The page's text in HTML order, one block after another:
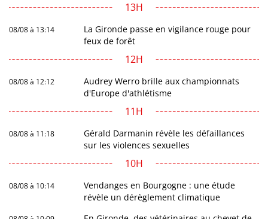
13H
08/08 à 13:14
La Gironde passe en vigilance rouge pour
feux de forêt
12H
08/08 à 12:12
Audrey Werro brille aux championnats
d'Europe d'athlétisme
11H
08/08 à 11:18
Gérald Darmanin révèle les défaillances
sur les violences sexuelles
10H
08/08 à 10:14
Vendanges en Bourgogne : une étude
révèle un dérèglement climatique